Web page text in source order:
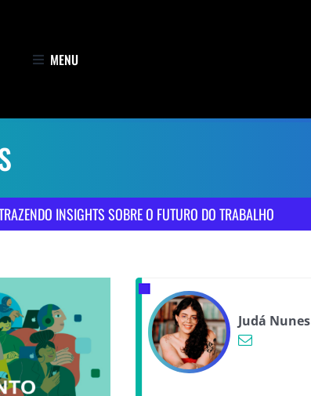
MENU
INSIGHTS SOBRE O FUTURO DO TRABALHO
Judá Nunes